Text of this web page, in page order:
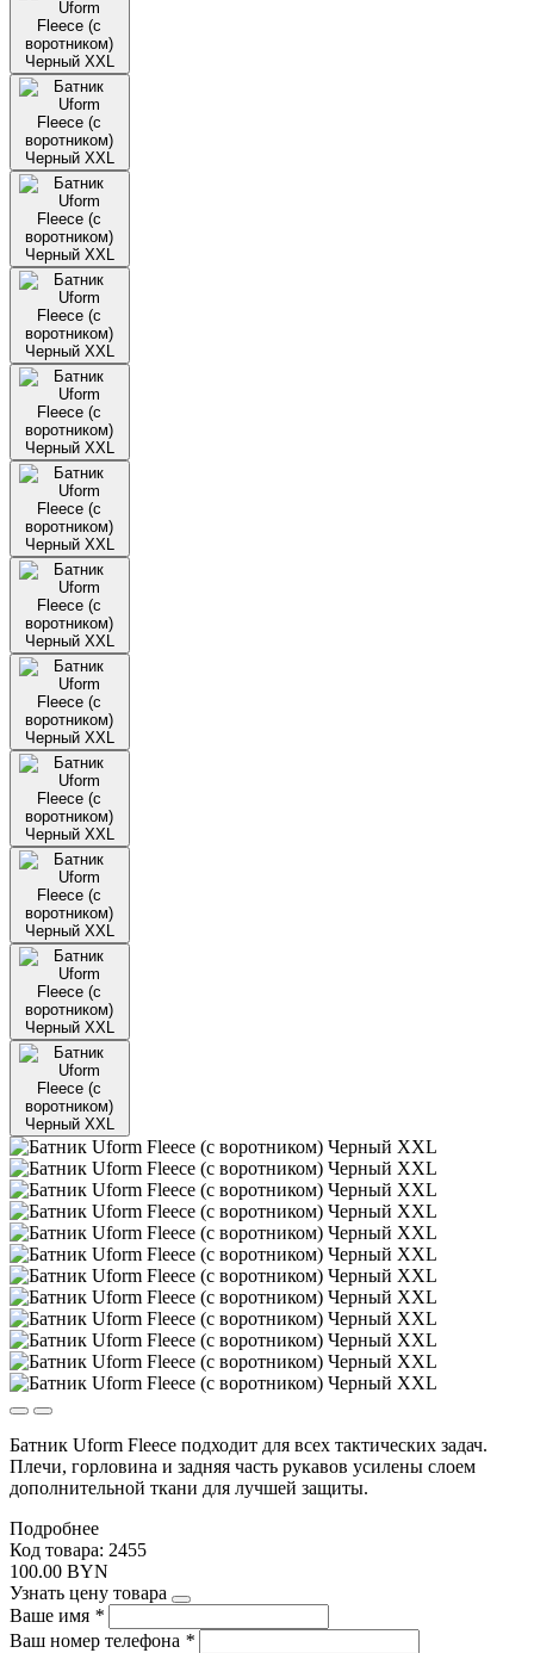
Батник Uform Fleece подходит для всех тактических задач.
Плечи, горловина и задняя часть рукавов усилены слоем
дополнительной ткани для лучшей защиты.
Подробнее
Код товара: 2455
100.00 BYN
Узнать цену товара
Ваше имя *
Ваш номер телефона *